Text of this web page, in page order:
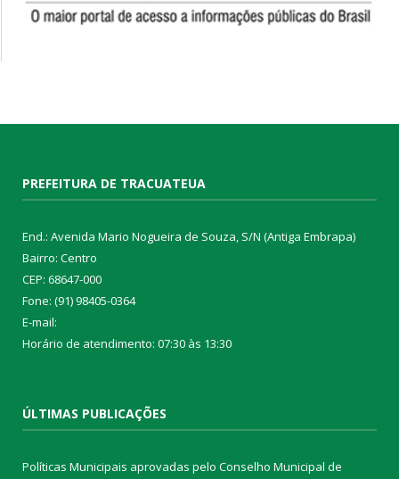
PREFEITURA DE TRACUATEUA
End.: Avenida Mario Nogueira de Souza, S/N (Antiga Embrapa)
Bairro: Centro
CEP: 68647-000
Fone: (91) 98405-0364
E-mail:
Horário de atendimento: 07:30 às 13:30
ÚLTIMAS PUBLICAÇÕES
Políticas Municipais aprovadas pelo Conselho Municipal de